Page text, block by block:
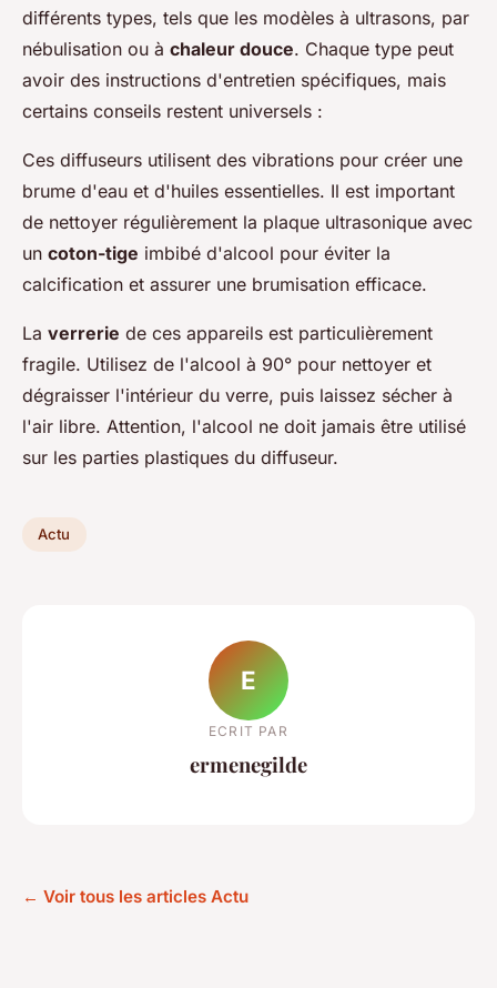
différents types, tels que les modèles à ultrasons, par
nébulisation ou à chaleur douce. Chaque type peut
avoir des instructions d'entretien spécifiques, mais
certains conseils restent universels :
Ces diffuseurs utilisent des vibrations pour créer une
brume d'eau et d'huiles essentielles. Il est important
de nettoyer régulièrement la plaque ultrasonique avec
un coton-tige imbibé d'alcool pour éviter la
calcification et assurer une brumisation efficace.
La verrerie de ces appareils est particulièrement
fragile. Utilisez de l'alcool à 90° pour nettoyer et
dégraisser l'intérieur du verre, puis laissez sécher à
l'air libre. Attention, l'alcool ne doit jamais être utilisé
sur les parties plastiques du diffuseur.
Actu
E
ECRIT PAR
ermenegilde
← Voir tous les articles Actu